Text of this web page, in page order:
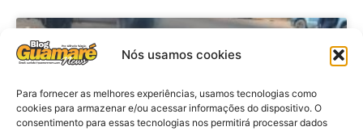
Nós usamos cookies
Para fornecer as melhores experiências, usamos tecnologias como
cookies para armazenar e/ou acessar informações do dispositivo. O
consentimento para essas tecnologias nos permitirá processar dados